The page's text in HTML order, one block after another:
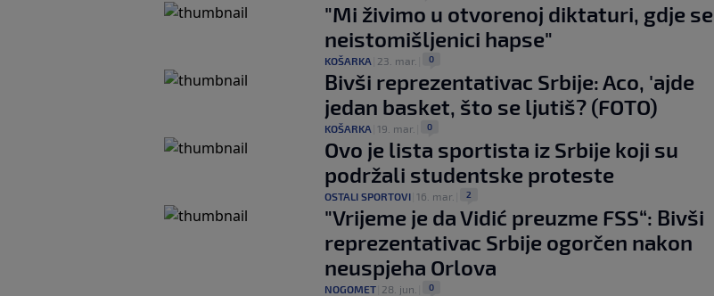
"Mi živimo u otvorenoj diktaturi, gdje se
neistomišljenici hapse"
KOŠARKA 23. mar. 0
Bivši reprezentativac Srbije: Aco, 'ajde
jedan basket, što se ljutiš? (FOTO)
KOŠARKA 19. mar. 0
Ovo je lista sportista iz Srbije koji su
podržali studentske proteste
OSTALI SPORTOVI 16. mar. 2
"Vrijeme je da Vidić preuzme FSS“: Bivši
reprezentativac Srbije ogorčen nakon
neuspjeha Orlova
NOGOMET 28. jun. 0